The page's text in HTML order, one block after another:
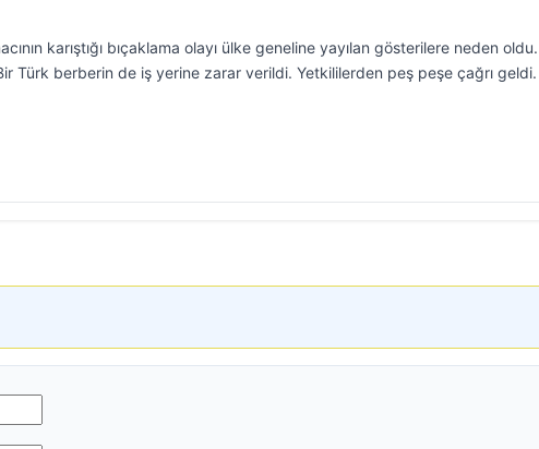
karıştığı bıçaklama olayı ülke geneline yayılan gösterilere neden
Türk berberin de iş yerine zarar verildi. Yetkililerden peş peşe çağrı geldi.